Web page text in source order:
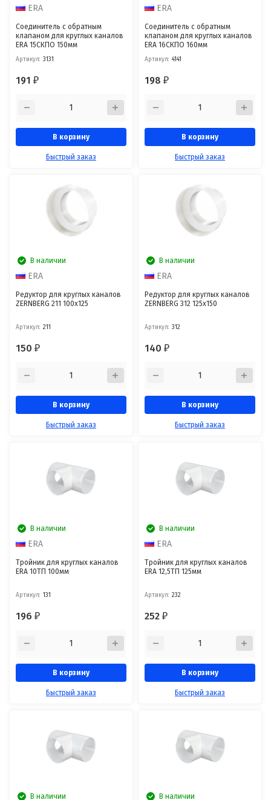
ERA
Соединитель с обратным
клапаном для круглых каналов
ERA 15СКПО 150мм
Артикул: 3131
191₽
В корзину
Быстрый заказ
ERA
Соединитель с обратным
клапаном для круглых каналов
ERA 16СКПО 160мм
Артикул: 4141
198₽
В корзину
Быстрый заказ
В наличии
ERA
Редуктор для круглых каналов
ZERNBERG 211 100x125
Артикул: 211
150₽
В корзину
Быстрый заказ
В наличии
ERA
Редуктор для круглых каналов
ZERNBERG 312 125x150
Артикул: 312
140₽
В корзину
Быстрый заказ
В наличии
ERA
Тройник для круглых каналов
ERA 10ТП 100мм
Артикул: 131
196₽
В корзину
Быстрый заказ
В наличии
ERA
Тройник для круглых каналов
ERA 12,5ТП 125мм
Артикул: 232
252₽
В корзину
Быстрый заказ
В наличии В наличии